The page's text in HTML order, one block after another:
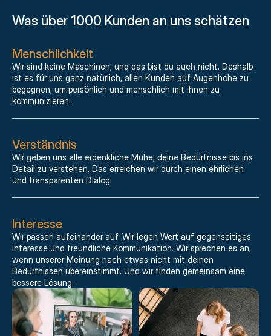
Was über 1000 Kunden an uns schätzen
Menschlichkeit
Wir sind keine Maschinen, und das bist du auch nicht. Deshalb
ist es für uns ganz natürlich, allen Kunden auf Augenhöhe zu
begegnen, um persönlich und menschlich mit ihnen zu
kommunizieren.
Verständnis
Wir geben uns alle erdenkliche Mühe, deine Bedürfnisse bis ins
Detail zu verstehen. Das erreichen wir durch einen ehrlichen
und transparenten Dialog.
Interesse
Wir passen aufeinander auf. Wir legen Wert auf gegenseitiges
Interesse und freundliche Kommunikation. Wir sprechen es an,
wenn unserer Meinung nach etwas nicht mit deinen
Bedürfnissen übereinstimmt. Und wir finden gemeinsam eine
bessere Lösung.